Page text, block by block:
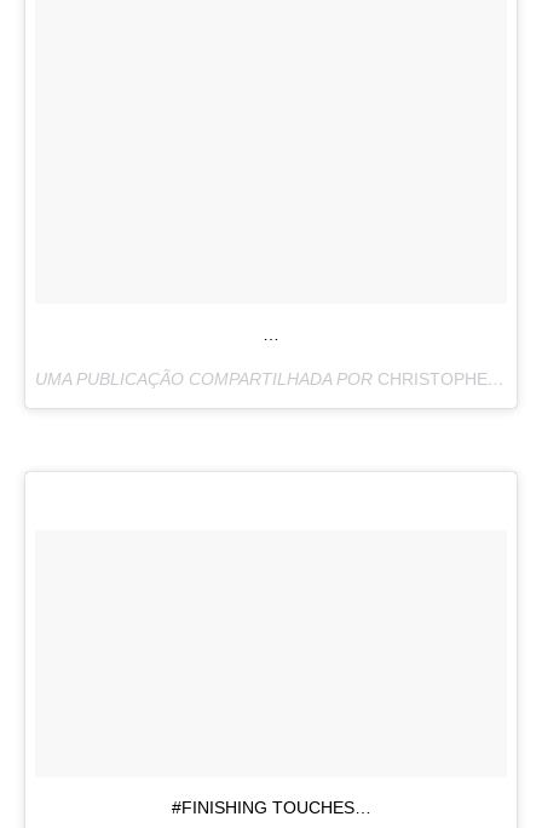
UMA PUBLICAÇÃO COMPARTILHADA POR CHRISTOPHER MCQUARRIE
#FINISHING TOUCHES…